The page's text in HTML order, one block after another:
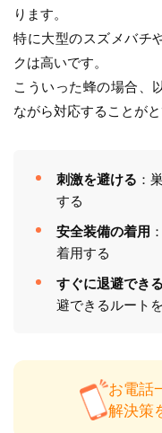
ります。
特に大型のスズメバチ
クは高いです。
こういった蜂の場合、
ながら対応することがと
刺激を避ける ：
する
安全装備の着用
着用する
すぐに退避でき
避できるルート
お電話
解決策